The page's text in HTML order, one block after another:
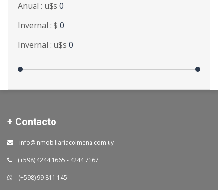
Anual : u$s 0
Invernal : $ 0
Invernal : u$s 0
+ Contacto
info@inmobiliariacolmena.com.uy
(+598) 4244 1665 - 4244 7367
(+598) 99 811 145